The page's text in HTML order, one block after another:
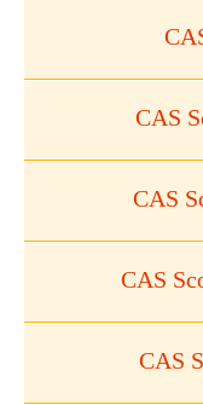
CAS
CAS
CAS
CAS